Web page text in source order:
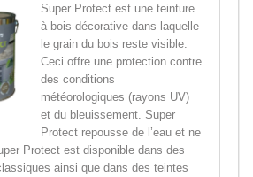
Super Protect est une teinture
à bois décorative dans laquelle
le grain du bois reste visible.
Ceci offre une protection contre
des conditions
météorologiques (rayons UV)
et du bleuissement. Super
Protect repousse de l’eau et ne
Protect est disponible dans des
ainsi que dans des teintes